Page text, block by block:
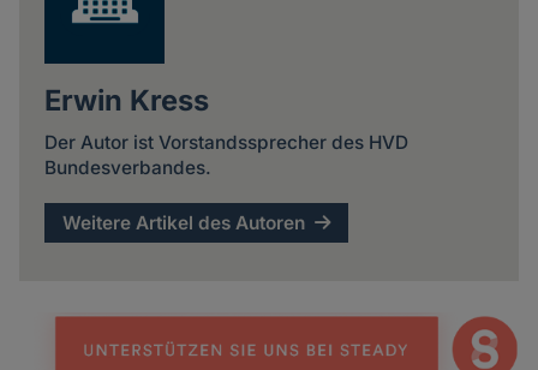
Erwin Kress
Der Autor ist Vorstandssprecher des HVD
Bundesverbandes.
Weitere Artikel des Autoren